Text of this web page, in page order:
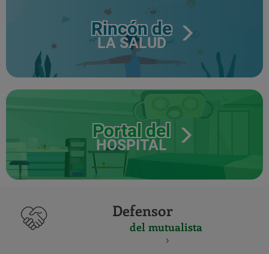
Rincón de
LA SALUD
Portal del
HOSPITAL
Defensor
del mutualista